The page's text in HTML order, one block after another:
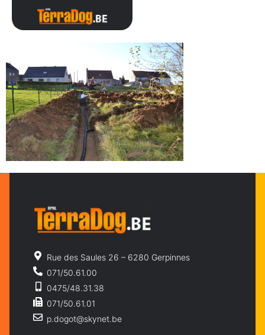
054
Rue des Saules 26 – 6280 Gerpinnes
071/50.61.00
0475/48.31.38
071/50.61.01
p.dogot@skynet.be